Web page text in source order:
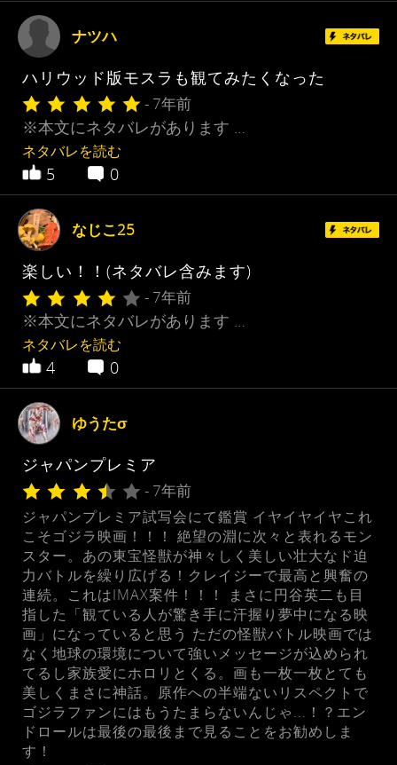
ナツハ
ハリウッド版モスラも観てみたくなった
- 7年前
※本文にネタバレがあります …
ネタバレを読む
5 0
なじこ25
楽しい！！(ネタバレ含みます)
- 7年前
※本文にネタバレがあります …
ネタバレを読む
4 0
ゆうたσ
ジャパンプレミア
- 7年前
ジャパンプレミア試写会にて鑑賞 ‪イヤイヤイヤこれ
こそゴジラ映画！！！‬ 絶望の淵に次々と表れるモン
スター。あの東宝怪獣が神々しく美しい壮大なド迫
力バトルを繰り広げる！クレイジーで最高と興奮の
連続。これはIMAX案件！！！ まさに円谷英二も目
指した「観ている人が驚き手に汗握り夢中になる映
画」になっていると思う ‪ただの怪獣バトル映画では
なく地球の環境について強いメッセージが込められ
てるし家族愛にホロリとくる。画も一枚一枚とても
美しくまさに神話。原作への半端ないリスペクトで
ゴジラファンにはもうたまらないんじゃ...！？エン
ドロールは最後の最後まで見ることをお勧めしま
す！‬